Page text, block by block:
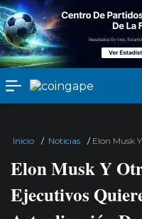
Inicio / Noticias / Elon Musk
Elon Musk Y
Ejecutivos